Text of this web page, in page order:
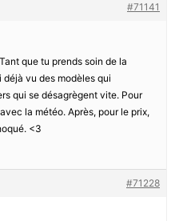
#71141
que tu prends soin de la
vu des modèles qui
qui se désagrègent vite. Pour
la météo. Après, pour le prix,
<3
#71228